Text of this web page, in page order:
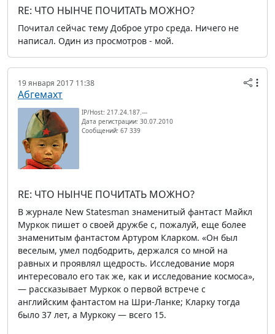
RE: ЧТО НЫНЧЕ ПОЧИТАТЬ МОЖНО?
Почитал сейчас тему Доброе утро среда. Ничего не
написал. Один из просмотров - мой.
19 января 2017 11:38
Абгемахт
IP/Host: 217.24.187.---
Дата регистрации: 30.07.2010
Сообщений: 67 339
RE: ЧТО НЫНЧЕ ПОЧИТАТЬ МОЖНО?
В журнале New Statesman знаменитый фантаст Майкл
Муркок пишет о своей дружбе с, пожалуй, еще более
знаменитым фантастом Артуром Кларком. «Он был
веселым, умел подбодрить, держался со мной на
равных и проявлял щедрость. Исследование моря
интересовало его так же, как и исследование космоса»,
— рассказывает Муркок о первой встрече с
английским фантастом на Шри-Ланке; Кларку тогда
было 37 лет, а Муркоку — всего 15.